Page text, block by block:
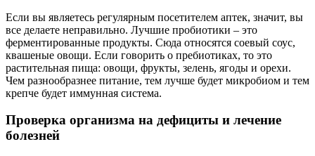
Если вы являетесь регулярным посетителем аптек, значит, вы
все делаете неправильно. Лучшие пробиотики – это
ферментированные продукты. Сюда относятся соевый соус,
квашеные овощи. Если говорить о пребиотиках, то это
растительная пища: овощи, фрукты, зелень, ягоды и орехи.
Чем разнообразнее питание, тем лучше будет микробиом и тем
крепче будет иммунная система.
Проверка организма на дефициты и лечение
болезней